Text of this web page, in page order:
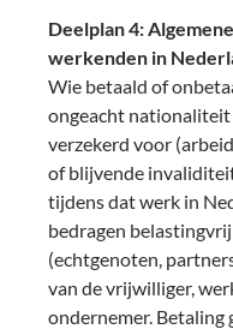
Deelplan 4:
werkenden in
Wie betaald of
ongeacht
verzekerd voor
of blijvende
tijdens dat werk in
bedragen
(echtgenoten,
van de vrijwilliger,
ondernemer. Betaling